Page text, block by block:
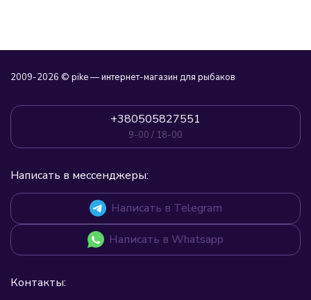
2009-2026 © pike — интернет-магазин для рыбаков
+380505827551
9-00 / 18-00
Написать в мессенджеры:
Написать в Telegram
Написать в Whatsapp
Контакты: